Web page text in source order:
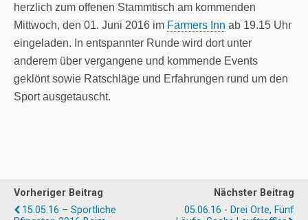
herzlich zum offenen Stammtisch am kommenden
Mittwoch, den 01. Juni 2016 im Farmers Inn ab 19.15 Uhr
eingeladen. In entspannter Runde wird dort unter
anderem über vergangene und kommende Events
geklönt sowie Ratschläge und Erfahrungen rund um den
Sport ausgetauscht.
Vorheriger Beitrag
15.05.16 – Sportliche
Nächster Beitrag
05.06.16 - Drei Orte, Fünf